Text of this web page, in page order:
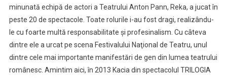
minunată echipă de actori a Teatrului Anton Pann, Reka, a jucat în
peste 20 de spectacole. Toate rolurile i-au fost dragi, realizându-
le cu foarte multă responsabilitate şi profesinalism. Cu câteva
dintre ele a urcat pe scena Festivalului Naţional de Teatru, unul
dintre cele mai importante manifestări de gen din lumea teatrului
românesc. Amintim aici, în 2013 Kacia din spectacolul TRILOGIA